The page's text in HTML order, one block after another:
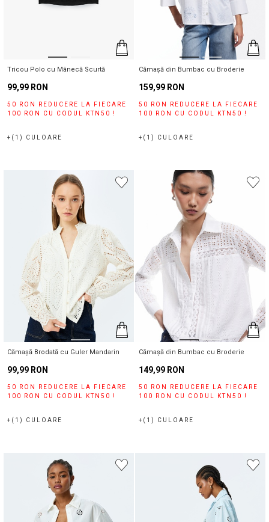
Tricou Polo cu Mânecă Scurtă
99,99 RON
50 RON REDUCERE LA FIECARE
100 RON CU CODUL KTN50 !
+(1) CULOARE
Cămașă din Bumbac cu Broderie
159,99 RON
50 RON REDUCERE LA FIECARE
100 RON CU CODUL KTN50 !
+(1) CULOARE
Cămașă Brodată cu Guler Mandarin
99,99 RON
50 RON REDUCERE LA FIECARE
100 RON CU CODUL KTN50 !
+(1) CULOARE
Cămașă din Bumbac cu Broderie
149,99 RON
50 RON REDUCERE LA FIECARE
100 RON CU CODUL KTN50 !
+(1) CULOARE